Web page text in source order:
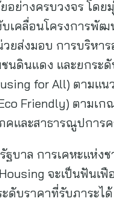
ย่างครบวงจร โด
บเคลื่อนโครงการพั
ส่งมอบ การบริหาร
ชนดินแดง และยกร
for All) ตามแ
Friendly) ตามเก
คและสาธารณูปการ
าล การเคหะแห่งช
จะเป็นฟันเ
ดับราคาที่รับภาระ